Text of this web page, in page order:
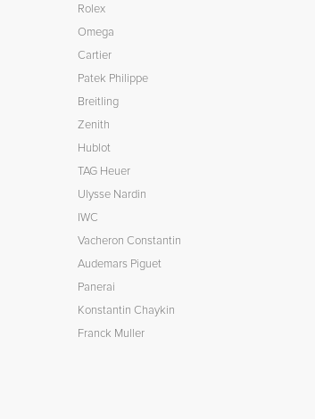
Rolex
Omega
Cartier
Patek Philippe
Breitling
Zenith
Hublot
TAG Heuer
Ulysse Nardin
IWC
Vacheron Constantin
Audemars Piguet
Panerai
Konstantin Chaykin
Franck Muller